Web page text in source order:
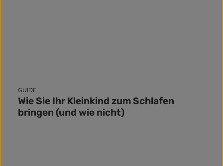
GUIDE
Wie Sie Ihr Kleinkind zum Schlafen
bringen (und wie nicht)